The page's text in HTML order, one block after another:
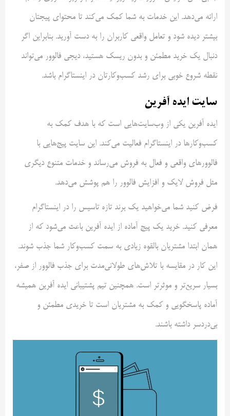
ارائه می‌دهد. این خدمات به شما کمک می‌کند تا محتوای پیجتان
بیشتر دیده شود و تعامل واقعی کاربران را به دست آورید. بنابراین اگر
دنبال یک خرید مطمئن و بدون ریسک هستید، دیجی فالوور می‌تواند
نقطه شروع خوبی برای رشد کسب‌وکارتان در اینستاگرام باشد.
سایت ایده آفرین
ایده آفرین یکی از وب‌سایت‌هایی است که با هدف کمک به
کسب‌وکارها در اینستاگرام فعالیت می‌کند. این سایت پیج‌هایی با
فالوورهای واقعی و فعال به فروش می‌رساند و خدمات متنوع دیگری
مثل فروش لایک و افزایش فالوور را هم پوشش می‌دهد.
فرض کنید شما می‌خواهید یک برند تازه‌ تاسیس را در اینستاگرام
معرفی کنید. خرید یک پیج آماده از ایده آفرین باعث می‌شود که از
همان ابتدا مشتریان بالقوه زیادی به سمت کسب‌وکار شما جذب شوند.
این کار در مقایسه با تلاش‌های طولانی‌مدت برای جذب فالوور از صفر،
بسیار سریع‌تر و موثرتر است. همچنین تیم پشتیبانی ایده آفرین همیشه
آماده پاسخگویی و کمک به مشتریان است تا خریدی مطمئن و
بی‌دردسر داشته باشند.